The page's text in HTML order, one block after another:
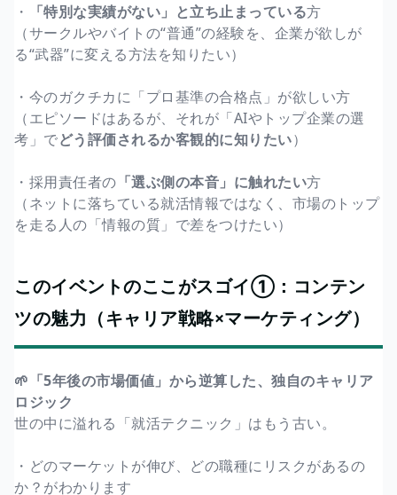
・ 「特別な実績がない」と立ち止まっている方
（サークルやバイトの“普通”の経験を、企業が欲しが
る“武器”に変える方法を知りたい）
・今のガクチカに「プロ基準の合格点」が欲しい方
（エピソードはあるが、それが「AIやトップ企業の選
考」でどう評価されるか客観的に知りたい）
・採用責任者の 「選ぶ側の本音」に触れたい方
（ネットに落ちている就活情報ではなく、市場のトップ
を走る人の「情報の質」で差をつけたい）
このイベントのここがスゴイ①：コンテン
ツの魅力（キャリア戦略×マーケティング）
🌱「5年後の市場価値」から逆算した、独自のキャリア
ロジック
世の中に溢れる「就活テクニック」はもう古い。
・どのマーケットが伸び、どの職種にリスクがあるの
か？がわかります